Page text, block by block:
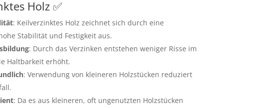
Holz ✅
: Keilverzinktes Holz zeichnet sich durch eine
Stabilität und Festigkeit aus.
: Durch das Verzinken entstehen weniger Risse im
Haltbarkeit erhöht.
: Verwendung von kleineren Holzstücken reduziert
: Da es aus kleineren, oft ungenutzten Holzstücken